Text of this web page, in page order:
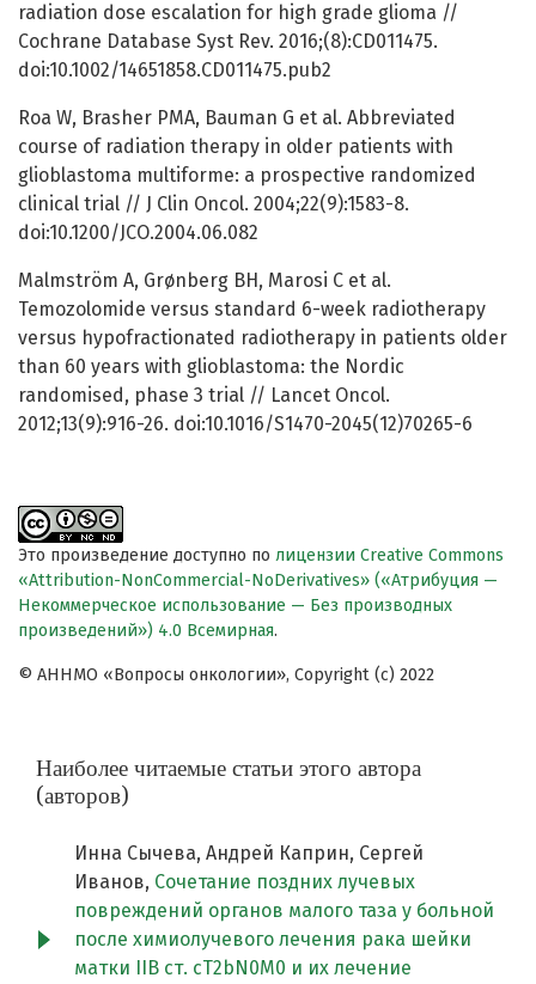
radiation dose escalation for high grade glioma //
Cochrane Database Syst Rev. 2016;(8):CD011475.
doi:10.1002/14651858.CD011475.pub2
Roa W, Brasher PMA, Bauman G et al. Abbreviated
course of radiation therapy in older patients with
glioblastoma multiforme: a prospective randomized
clinical trial // J Clin Oncol. 2004;22(9):1583-8.
doi:10.1200/JCO.2004.06.082
Malmström A, Grønberg BH, Marosi C et al.
Temozolomide versus standard 6-week radiotherapy
versus hypofractionated radiotherapy in patients older
than 60 years with glioblastoma: the Nordic
randomised, phase 3 trial // Lancet Oncol.
2012;13(9):916-26. doi:10.1016/S1470-2045(12)70265-6
Это произведение доступно по лицензии Creative Commons
«Attribution-NonCommercial-NoDerivatives» («Атрибуция —
Некоммерческое использование — Без производных
произведений») 4.0 Всемирная.
© АННМО «Вопросы онкологии», Copyright (c) 2022
Наиболее читаемые статьи этого автора
(авторов)
Инна Сычева, Андрей Каприн, Сергей
Иванов, Сочетание поздних лучевых
повреждений органов малого таза у больной
после химиолучевого лечения рака шейки
матки IIB ст. cT2bN0M0 и их лечение